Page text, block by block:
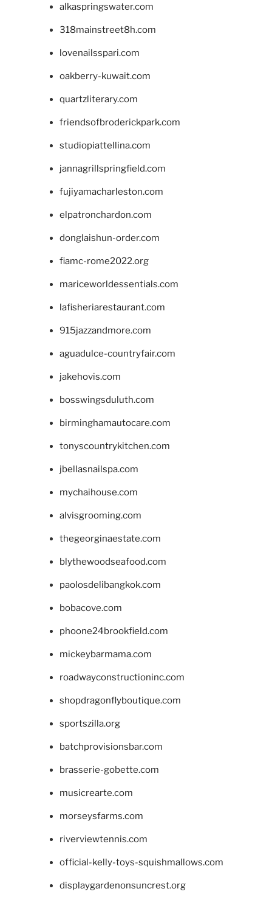
alkaspringswater.com
318mainstreet8h.com
lovenailsspari.com
oakberry-kuwait.com
quartzliterary.com
friendsofbroderickpark.com
studiopiattellina.com
jannagrillspringfield.com
fujiyamacharleston.com
elpatronchardon.com
donglaishun-order.com
fiamc-rome2022.org
mariceworldessentials.com
lafisheriarestaurant.com
915jazzandmore.com
aguadulce-countryfair.com
jakehovis.com
bosswingsduluth.com
birminghamautocare.com
tonyscountrykitchen.com
jbellasnailspa.com
mychaihouse.com
alvisgrooming.com
thegeorginaestate.com
blythewoodseafood.com
paolosdelibangkok.com
bobacove.com
phoone24brookfield.com
mickeybarmama.com
roadwayconstructioninc.com
shopdragonflyboutique.com
sportszilla.org
batchprovisionsbar.com
brasserie-gobette.com
musicrearte.com
morseysfarms.com
riverviewtennis.com
official-kelly-toys-squishmallows.com
displaygardenonsuncrest.org